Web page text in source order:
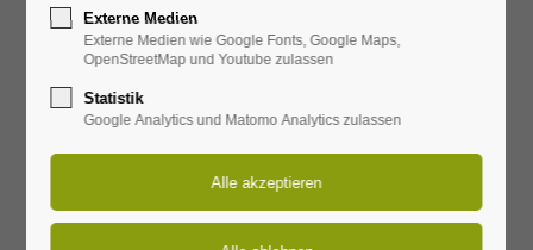
Anmelden
Register |Lost your password?
Support
Lorem ipsum dolor sit amet:
24
FEB
2026
Externe Medien
Externe Medien wie Google Fonts, Google Maps,
OpenStreetMap und Youtube zulassen
Statistik
Google Analytics und Matomo Analytics zulassen